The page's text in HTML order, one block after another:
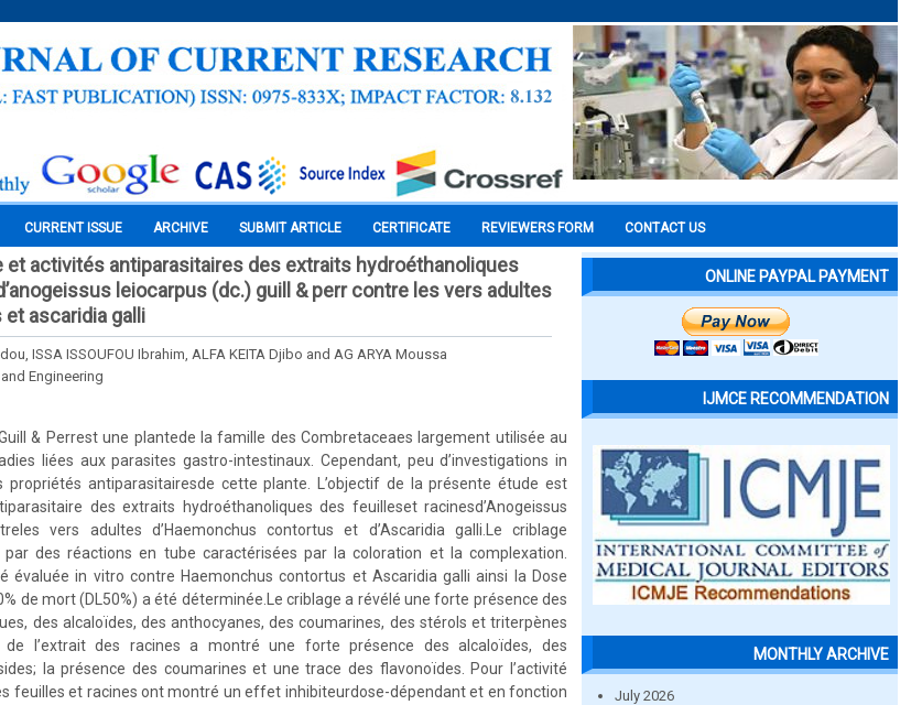
CURRENT ISSUE ARCHIVE SUBMIT ARTICLE CERTIFICATE REVIEWERS FORM CONTACT US
et activités antiparasitaires des extraits hydroéthanoliques
leiocarpus (dc.) guill & perr contre les vers adultes
ascaridia galli
ISSA ISSOUFOU Ibrahim, ALFA KEITA Djibo and AG ARYA Moussa
Engineering
& Perrest une plantede la famille des Combretaceaes largement utilisée au
liées aux parasites gastro-intestinaux. Cependant, peu d’investigations in
antiparasitairesde cette plante. L’objectif de la présente étude est
des extraits hydroéthanoliques des feuilleset racinesd’Anogeissus
vers adultes d’Haemonchus contortus et d’Ascaridia galli.Le criblage
des réactions en tube caractérisées par la coloration et la complexation.
évaluée in vitro contre Haemonchus contortus et Ascaridia galli ainsi la Dose
de mort (DL50%) a été déterminée.Le criblage a révélé une forte présence des
des alcaloïdes, des anthocyanes, des coumarines, des stérols et triterpènes
de l’extrait des racines a montré une forte présence des alcaloïdes, des
la présence des coumarines et une trace des flavonoïdes. Pour l’activité
feuilles et racines ont montré un effet inhibiteurdose-dépendant et en fonction
ONLINE PAYPAL PAYMENT
IJMCE RECOMMENDATION
MONTHLY ARCHIVE
July 2026